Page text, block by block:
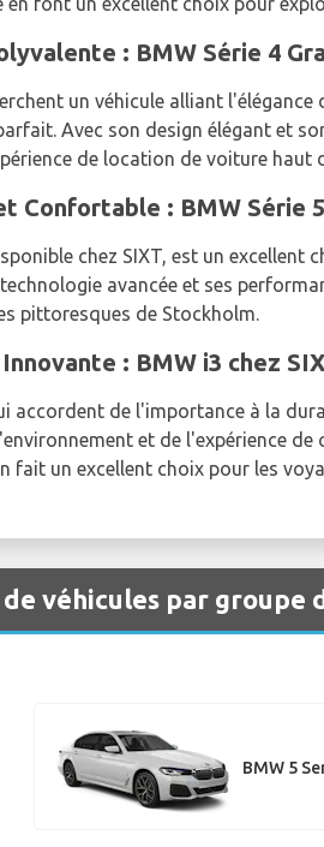
: BMW Série 4
un véhicule alliant
Avec son design élégant et
de location de voiture
Confortable : BMW Série
chez SIXT, est un
avancée et ses
pittoresques de Stockholm.
: BMW i3 chez
accordent de l'importance à la
et de l'expérience
fait un excellent choix pour les
de véhicules par
BMW 5